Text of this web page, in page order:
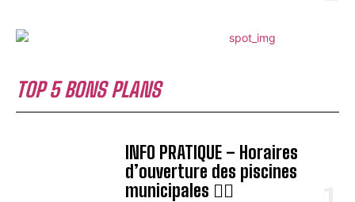
TOP 5 BONS PLANS
INFO PRATIQUE – Horaires
d’ouverture des piscines
municipales 🏊‍♂️